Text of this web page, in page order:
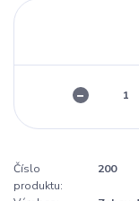
Číslo
produktu:
200